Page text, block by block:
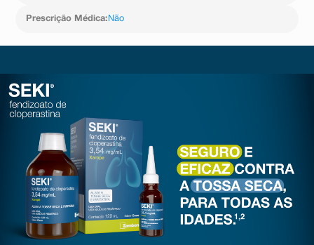
20 5 5 10
30 7,5 7,5 15
sobre este medicamento, procure orientação do
farmacêutico. Não desaparecendo os sintomas,
procure orientação de seu médico ou cirurgião dentista.
Prescrição Médica: Não